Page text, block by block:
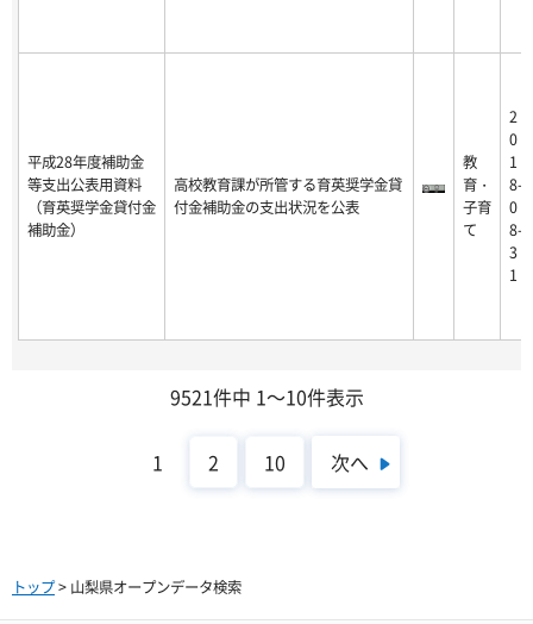
平成28年度補助金
等支出公表用資料
（育英奨学金貸付金
補助金）
高校教育課が所管する育英奨学金貸
付金補助金の支出状況を公表
教
育・
子育
て
2
0
1
8-
0
8-
3
1
9521件中 1～10件表示
1 2 10 次へ
トップ> 山梨県オープンデータ検索